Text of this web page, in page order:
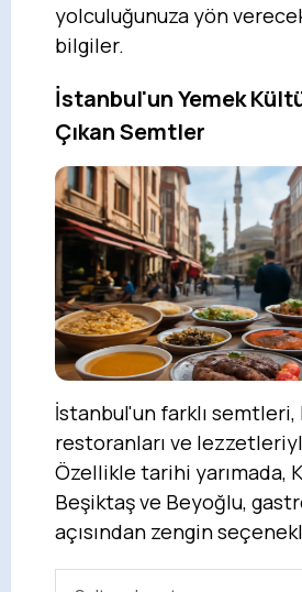
yolculuğunuza yön
bilgiler.
İstanbul'un Yemek
Çıkan Semtler
İstanbul'un farklı
restoranları ve
Özellikle tarihi yarımada,
Beşiktaş ve Beyoğlu,
açısından zengin